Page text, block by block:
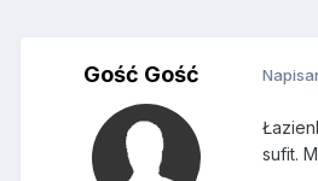
Gość Gość
sufit.